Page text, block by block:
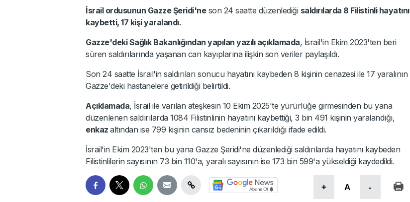
İsrail ordusunun Gazze Şeridi'neson 24 saatte düzenlediği saldırılarda 8 Filistinli hayatını
kaybetti, 17 kişi yaralandı.
Gazze'deki Sağlık Bakanlığından yapılan yazılı açıklamada, İsrail'in Ekim 2023'ten beri
süren saldırılarında yaşanan can kayıplarına ilişkin son veriler paylaşıldı.
Son 24 saatte İsrail'in saldırıları sonucu hayatını kaybeden 8 kişinin cenazesi ile 17 yaralının
Gazze'deki hastanelere getirildiği belirtildi.
Açıklamada, İsrail ile varılan ateşkesin 10 Ekim 2025'te yürürlüğe girmesinden bu yana
düzenlenen saldırılarda 1084 Filistinlinin hayatını kaybettiği, 3 bin 491 kişinin yaralandığı,
enkaz altından ise 799 kişinin cansız bedeninin çıkarıldığı ifade edildi.
İsrail'in Ekim 2023'ten bu yana Gazze Şeridi'ne düzenlediği saldırılarda hayatını kaybeden
Filistinlilerin sayısının 73 bin 110'a, yaralı sayısının ise 173 bin 599'a yükseldiği kaydedildi.
+ A -